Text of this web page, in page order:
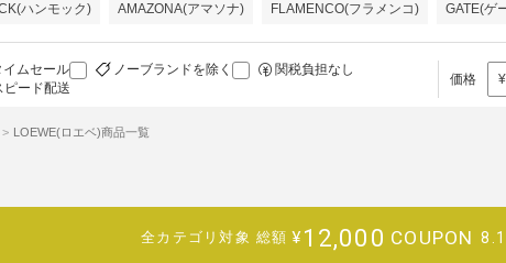
ハンモック) AMAZONA(アマソナ) FLAMENCO(フラメンコ) GATE(ゲ
イムセール ノーブランドを除く
関税負担なし
ピード配送
価格 ¥
LOEWE(ロエベ)商品一覧
全カテゴリ対象 総額 ¥12,000 COUPON